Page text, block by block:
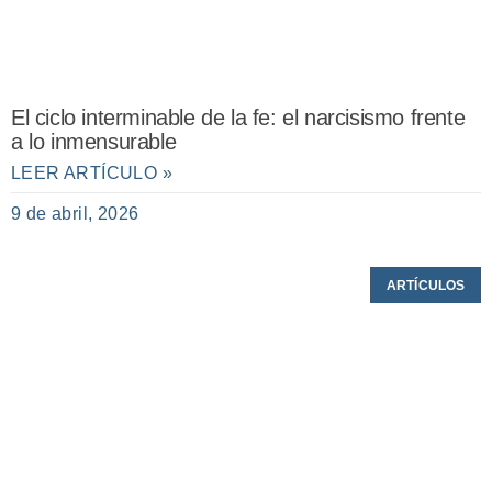
El ciclo interminable de la fe: el narcisismo frente
a lo inmensurable
LEER ARTÍCULO »
9 de abril, 2026
ARTÍCULOS